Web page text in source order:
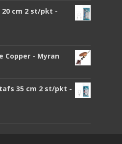
cm 2 st/pkt -
Copper - Myran
35 cm 2 st/pkt -